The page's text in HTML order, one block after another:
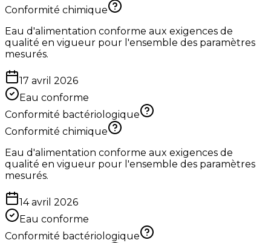
Conformité chimique
Eau d'alimentation conforme aux exigences de
qualité en vigueur pour l'ensemble des paramètres
mesurés.
17 avril 2026
Eau conforme
Conformité bactériologique
Conformité chimique
Eau d'alimentation conforme aux exigences de
qualité en vigueur pour l'ensemble des paramètres
mesurés.
14 avril 2026
Eau conforme
Conformité bactériologique